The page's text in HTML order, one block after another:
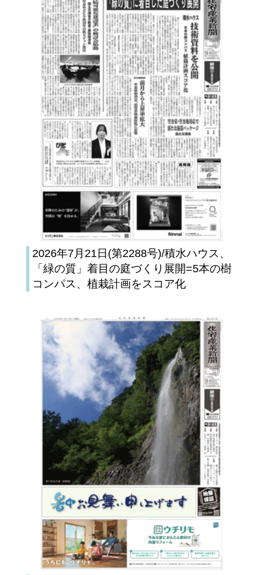
2026年7月21日(第2288号)/積水ハウス、
「緑の質」着目の庭づくり展開=5本の樹
コンパス、植栽計画をスコア化